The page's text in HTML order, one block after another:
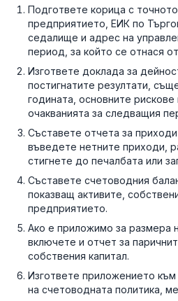
Подгответе корица с
предприятието, ЕИК по
седалище и адрес на
период, за който се отнася
Изгответе доклада за
постигнатите резултати,
годината, основните
очакванията за следващия
Съставете отчета за
въведете нетните приходи,
стигнете до печалбата или
Съставете счетоводния
показващ активите,
предприятието.
Ако е приложимо за размера
включете и отчет за
собствения капитал.
Изгответе приложението
на счетоводната политика,